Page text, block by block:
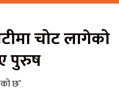
चोट लागेको
पुरुष
छ’